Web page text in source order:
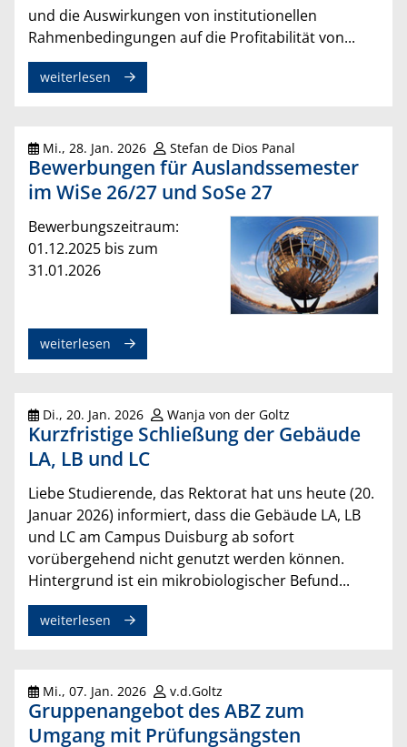
und die Auswirkungen von institutionellen
Rahmenbedingungen auf die Profitabilität von...
weiterlesen
Mi., 28. Jan. 2026 Stefan de Dios Panal
Bewerbungen für Auslandssemester
im WiSe 26/27 und SoSe 27
Bewerbungszeitraum:
01.12.2025 bis zum
31.01.2026
weiterlesen
Di., 20. Jan. 2026 Wanja von der Goltz
Kurzfristige Schließung der Gebäude
LA, LB und LC
Liebe Studierende, das Rektorat hat uns heute (20.
Januar 2026) informiert, dass die Gebäude LA, LB
und LC am Campus Duisburg ab sofort
vorübergehend nicht genutzt werden können.
Hintergrund ist ein mikrobiologischer Befund...
weiterlesen
Mi., 07. Jan. 2026 v.d.Goltz
Gruppenangebot des ABZ zum
Umgang mit Prüfungsängsten